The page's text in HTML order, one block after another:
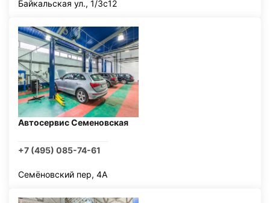
Байкальская ул., 1/3с12
Автосервис Семеновская
+7 (495) 085-74-61
Семёновский пер, 4А